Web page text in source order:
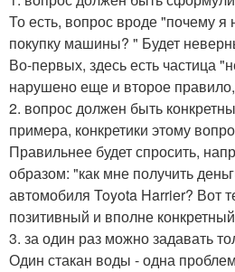
То есть, вопрос вроде "почему я
покупку машины? " Будет
Во-первых, здесь есть частица
нарушено еще и второе
2. вопрос должен быть
примера, конкретики этому
Правильнее будет спросить,
образом: "как мне получить
автомобиля Toyota Harrier? Вот
позитивный и вполне
3. за один раз можно задавать
Один стакан воды - одна